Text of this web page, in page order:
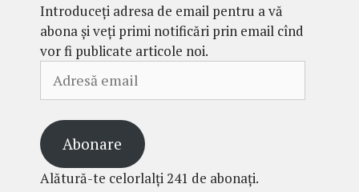
Introduceți adresa de email pentru a vă
abona și veți primi notificări prin email cînd
vor fi publicate articole noi.
email
Abonare
Alătură-te celorlalți 241 de abonați.